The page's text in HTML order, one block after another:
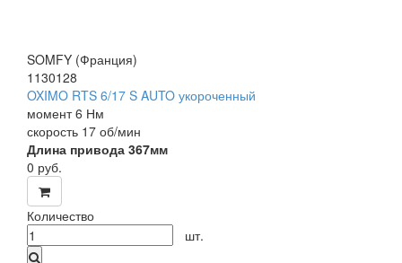
SOMFY (Франция)
1130128
OXIMO RTS 6/17 S AUTO укороченный
момент 6 Нм
скорость 17 об/мин
Длина привода 367мм
0 руб.
Количество
шт.